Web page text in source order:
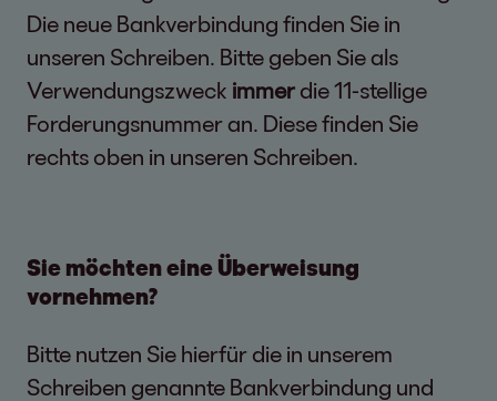
Die neue Bankverbindung finden Sie in
unseren Schreiben. Bitte geben Sie als
Verwendungszweck immer die 11-stellige
Forderungsnummer an. Diese finden Sie
rechts oben in unseren Schreiben.
Sie möchten eine Überweisung
vornehmen?
Bitte nutzen Sie hierfür die in unserem
Schreiben genannte Bankverbindung und